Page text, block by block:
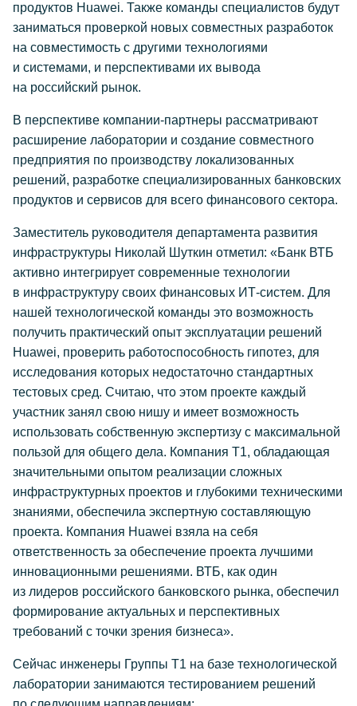
продуктов Huawei. Также команды специалистов будут
заниматься проверкой новых совместных разработок
на совместимость с другими технологиями
и системами, и перспективами их вывода
на российский рынок.
В перспективе компании-партнеры рассматривают
расширение лаборатории и создание совместного
предприятия по производству локализованных
решений, разработке специализированных банковских
продуктов и сервисов для всего финансового сектора.
Заместитель руководителя департамента развития
инфраструктуры Николай Шуткин отметил: «Банк ВТБ
активно интегрирует современные технологии
в инфраструктуру своих финансовых ИТ-систем. Для
нашей технологической команды это возможность
получить практический опыт эксплуатации решений
Huawei, проверить работоспособность гипотез, для
исследования которых недостаточно стандартных
тестовых сред. Считаю, что этом проекте каждый
участник занял свою нишу и имеет возможность
использовать собственную экспертизу с максимальной
пользой для общего дела. Компания T1, обладающая
значительными опытом реализации сложных
инфраструктурных проектов и глубокими техническими
знаниями, обеспечила экспертную составляющую
проекта. Компания Huawei взяла на себя
ответственность за обеспечение проекта лучшими
инновационными решениями. ВТБ, как один
из лидеров российского банковского рынка, обеспечил
формирование актуальных и перспективных
требований с точки зрения бизнеса».
Сейчас инженеры Группы Т1 на базе технологической
лаборатории занимаются тестированием решений